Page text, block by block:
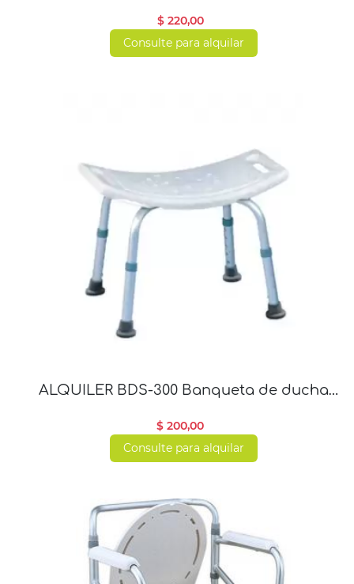
$ 220,00
Consulte para alquilar
ALQUILER BDS-300 Banqueta de ducha
$ 200,00
Consulte para alquilar